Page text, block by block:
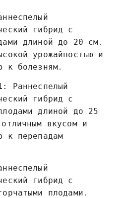
гибрид с
длиной до 20 см․
урожайностью и
к болезням․
: Раннеспелый
гибрид с
длиной до 25
вкусом и
к перепадам
гибрид с
плодами․